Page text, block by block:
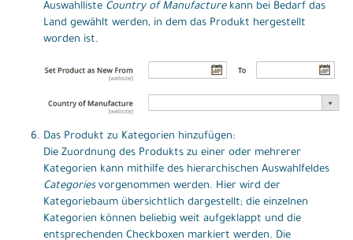
Auswahlliste Country of Manufacturekann bei Bedarf das
Land gewählt werden, in dem das Produkt hergestellt
worden ist.
Das Produkt zu Kategorien hinzufügen:
Die Zuordnung des Produkts zu einer oder mehrerer
Kategorien kann mithilfe des hierarchischen Auswahlfeldes
Categoriesvorgenommen werden. Hier wird der
Kategoriebaum übersichtlich dargestellt; die einzelnen
Kategorien können beliebig weit aufgeklappt und die
entsprechenden Checkboxen markiert werden. Die